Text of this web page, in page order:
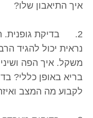
איך התיאבון שלו?
2. בדיקת גופנית.
נראית יכול להגיד
משקל. איך הפה
בריא באופן כללי?
לקבוע מה המצב